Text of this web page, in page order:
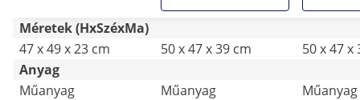
Méretek (HxSzéxMa)
47 x 49 x 23 cm
50 x 47 x 39 cm
50 x 47 x
Anyag
Műanyag
Műanyag
Műanyag